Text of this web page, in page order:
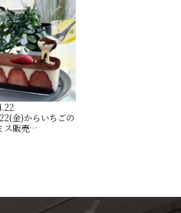
金)からいちごの
ス販売…